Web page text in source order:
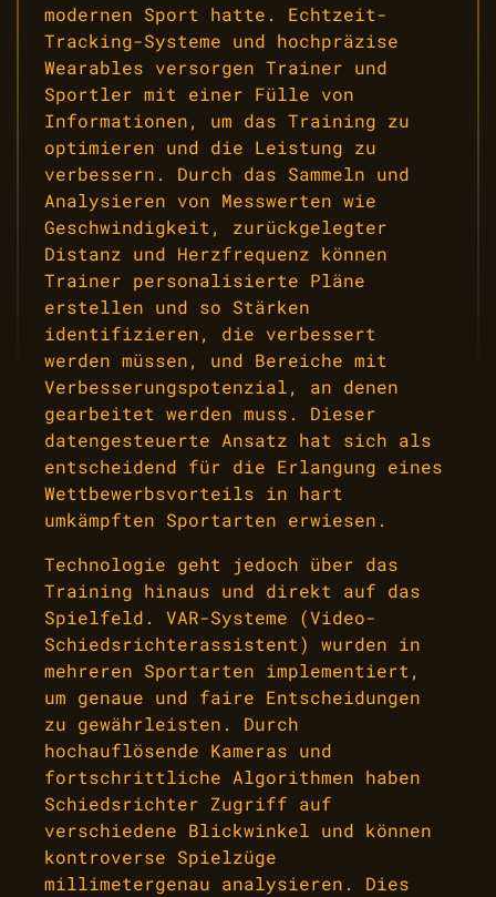
modernen Sport hatte. Echtzeit-
Tracking-Systeme und hochpräzise
Wearables versorgen Trainer und
Sportler mit einer Fülle von
Informationen, um das Training zu
optimieren und die Leistung zu
verbessern. Durch das Sammeln und
Analysieren von Messwerten wie
Geschwindigkeit, zurückgelegter
Distanz und Herzfrequenz können
Trainer personalisierte Pläne
erstellen und so Stärken
identifizieren, die verbessert
werden müssen, und Bereiche mit
Verbesserungspotenzial, an denen
gearbeitet werden muss. Dieser
datengesteuerte Ansatz hat sich als
entscheidend für die Erlangung eines
Wettbewerbsvorteils in hart
umkämpften Sportarten erwiesen.
Technologie geht jedoch über das
Training hinaus und direkt auf das
Spielfeld. VAR-Systeme (Video-
Schiedsrichterassistent) wurden in
mehreren Sportarten implementiert,
um genaue und faire Entscheidungen
zu gewährleisten. Durch
hochauflösende Kameras und
fortschrittliche Algorithmen haben
Schiedsrichter Zugriff auf
verschiedene Blickwinkel und können
kontroverse Spielzüge
millimetergenau analysieren. Dies